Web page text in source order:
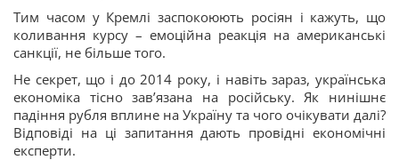
Тим часом у Кремлі заспокоюють росіян і кажуть, що
коливання курсу – емоційна реакція на американські
санкції, не більше того.
Не секрет, що і до 2014 року, і навіть зараз, українська
економіка тісно зав’язана на російську. Як нинішнє
падіння рубля вплине на Україну та чого очікувати далі?
Відповіді на ці запитання дають провідні економічні
експерти.